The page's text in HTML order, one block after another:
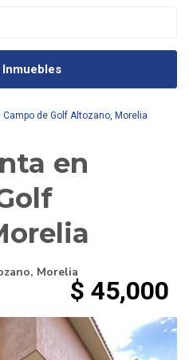
de Golf Altozano, Morelia
en
, Morelia
$ 45,000